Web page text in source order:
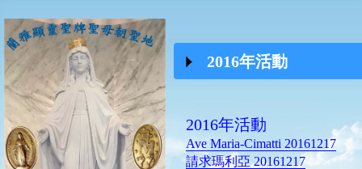
2016年活動
2016年活動
Ave Maria-Cimatti 20161217
請求瑪利亞 20161217